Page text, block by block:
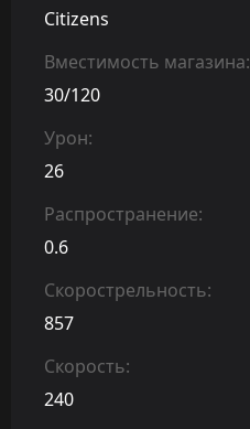
Citizens
Вместимость магазина:
30/120
Урон:
26
Распространение:
0.6
Скорострельность:
857
Скорость:
240